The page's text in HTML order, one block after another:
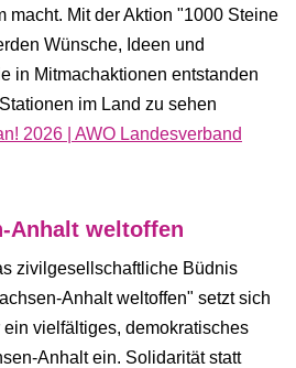
macht. Mit der Aktion "1000 Steine
Wünsche, Ideen und
in Mitmachaktionen entstanden
im Land zu sehen
2026 | AWO Landesverband
Anhalt weltoffen
zivilgesellschaftliche Büdnis
Anhalt weltoffen" setzt sich
ein vielfältiges, demokratisches
Anhalt ein. Solidarität statt